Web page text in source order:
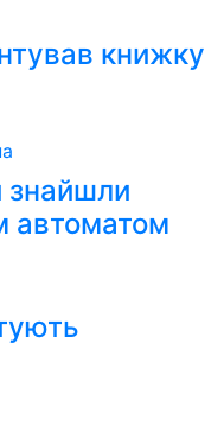
книжку
знайшли
автоматом